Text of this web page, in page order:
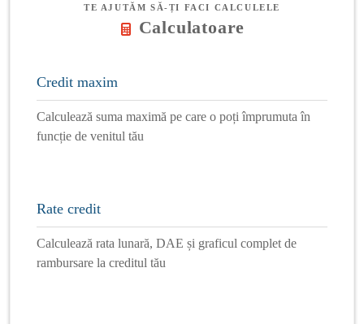
TE AJUTĂM SĂ-ȚI FACI CALCULELE
Calculatoare
Credit maxim
Calculează suma maximă pe care o poți împrumuta în
funcție de venitul tău
Rate credit
Calculează rata lunară, DAE și graficul complet de
rambursare la creditul tău